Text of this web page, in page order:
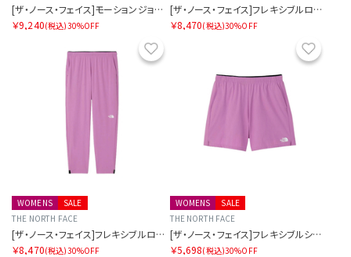
[ザ・ノース・フェイス]モーションジョガーパンツ
￥9,240(税込)30%OFF
[ザ・ノース・フェイス]フレキシブルロングパンツ レディース
￥8,470(税込)30%OFF
お気に入り
SALE
WOMENS
THE NORTH FACE
[ザ・ノース・フェイス]フレキシブルロングパンツ レディース
￥8,470(税込)30%OFF
SALE
WOMENS
THE NORTH FACE
[ザ・ノース・フェイス]フレキシブルショーツ レディース
￥5,698(税込)30%OFF